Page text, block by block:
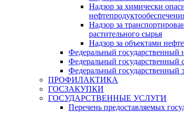
Надзор за химически
Надзор за
растительного сырья
Надзор за объектами
Федеральный государственный
Федеральный государственный
Федеральный государственный
ПРОФИЛАКТИКА
ГОСЗАКУПКИ
ГОСУДАРСТВЕННЫЕ УСЛУГИ
Перечень предоставляемых